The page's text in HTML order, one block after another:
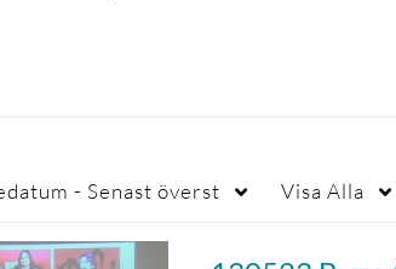
- Senast överst Visa Alla